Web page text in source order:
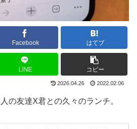
Facebook はてブ
LINE コピー
2026.04.26 2022.02.06
の友達X君との久々のランチ。